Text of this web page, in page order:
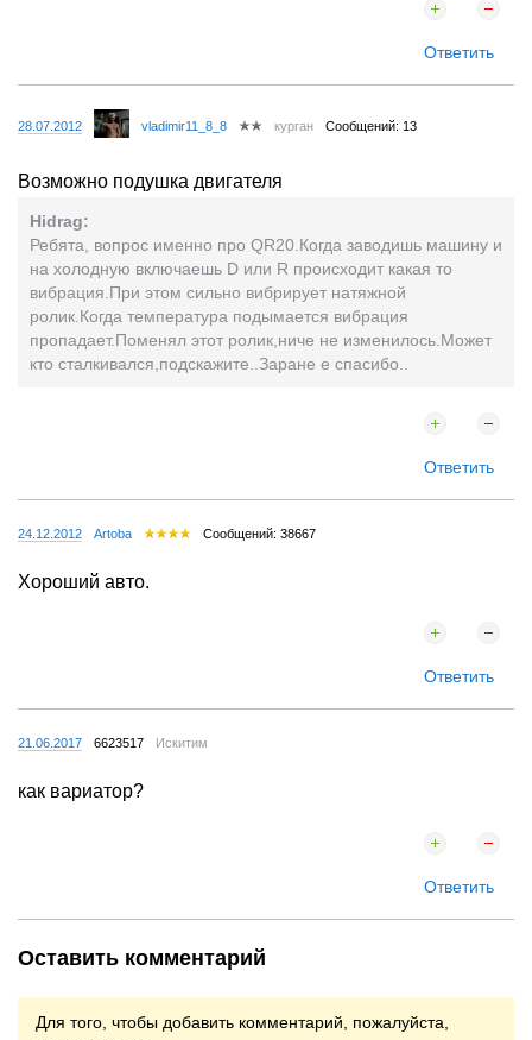
Ответить
28.07.2012 vladimir11_8_8 курган Сообщений: 13
Возможно подушка двигателя
Hidrag:
Ребята, вопрос именно про QR20.Когда заводишь машину и
на холодную включаешь D или R происходит какая то
вибрация.При этом сильно вибрирует натяжной
ролик.Когда температура подымается вибрация
пропадает.Поменял этот ролик,ниче не изменилось.Может
кто сталкивался,подскажите..Заране е спасибо..
Ответить
24.12.2012 Artoba Сообщений: 38667
Хороший авто.
Ответить
21.06.2017 6623517 Искитим
как вариатор?
Ответить
Оставить комментарий
Для того, чтобы добавить комментарий, пожалуйста,